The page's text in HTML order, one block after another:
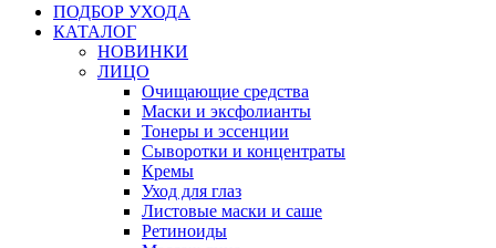
ПОДБОР УХОДА
КАТАЛОГ
НОВИНКИ
ЛИЦО
Очищающие средства
Маски и эксфолианты
Тонеры и эссенции
Сыворотки и концентраты
Кремы
Уход для глаз
Листовые маски и саше
Ретиноиды